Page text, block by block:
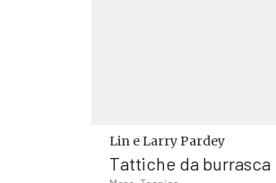
Lin e Larry Pardey
Tattiche da burrasca